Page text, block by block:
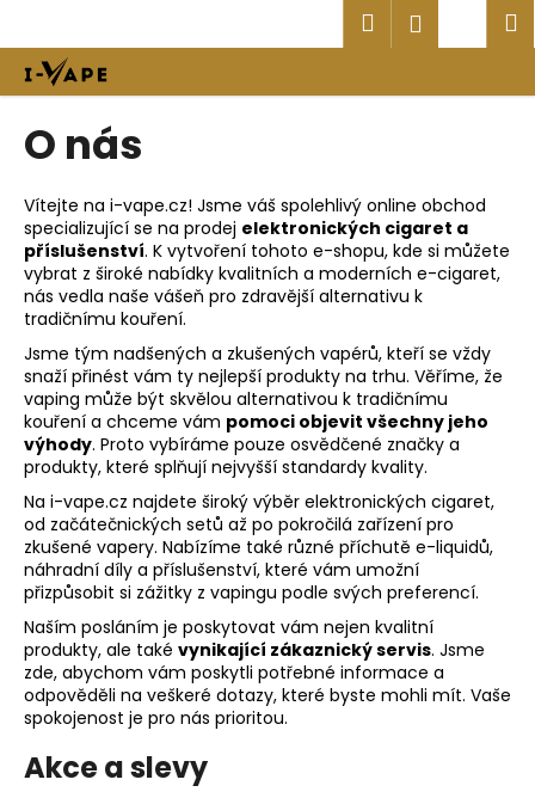
obsah
Hledat
O nás
Vítejte na i-vape.cz! Jsme váš spolehlivý online obchod
specializující se na prodej elektronických cigaret a
příslušenství. K vytvoření tohoto e-shopu, kde si můžete
vybrat z široké nabídky kvalitních a moderních e-cigaret,
nás vedla naše vášeň pro zdravější alternativu k
tradičnímu kouření.
Jsme tým nadšených a zkušených vapérů, kteří se vždy
snaží přinést vám ty nejlepší produkty na trhu. Věříme, že
vaping může být skvělou alternativou k tradičnímu
kouření a chceme vám pomoci objevit všechny jeho
výhody. Proto vybíráme pouze osvědčené značky a
produkty, které splňují nejvyšší standardy kvality.
Na i-vape.cz najdete široký výběr elektronických cigaret,
od začátečnických setů až po pokročilá zařízení pro
zkušené vapery. Nabízíme také různé příchutě e-liquidů,
náhradní díly a příslušenství, které vám umožní
přizpůsobit si zážitky z vapingu podle svých preferencí.
Naším posláním je poskytovat vám nejen kvalitní
produkty, ale také vynikající zákaznický servis. Jsme
zde, abychom vám poskytli potřebné informace a
odpověděli na veškeré dotazy, které byste mohli mít. Vaše
spokojenost je pro nás prioritou.
Akce a slevy
o
í
Zpět
Zpět
C
o
p
o
t
ř
e
b
u
j
e
t
e
n
a
j
í
t
?